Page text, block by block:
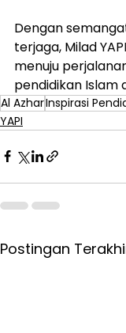
Dengan
terjaga, Milad
menuju
pendidikan Islam
Al AzharInspirasi
YAPI
Postingan